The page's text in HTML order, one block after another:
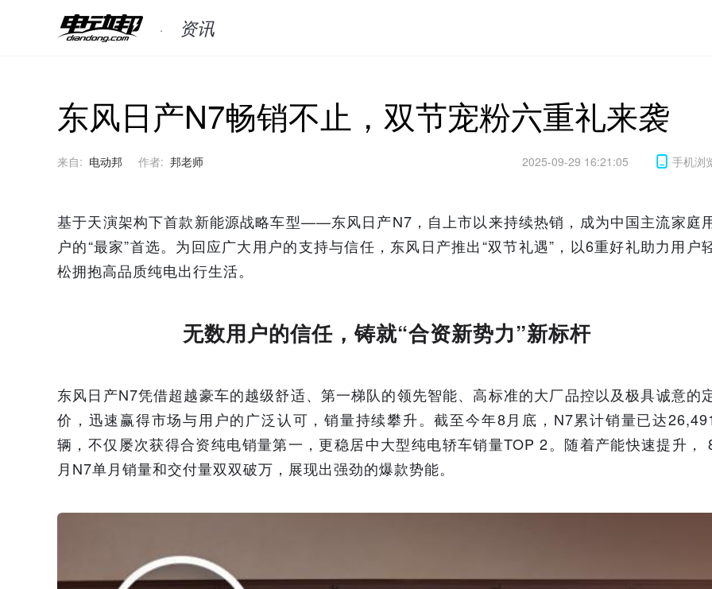
资讯
东风日产N7畅销不止，双节宠粉六重礼来袭
来自: 电动邦 作者: 邦老师 2025-09-29 16:21:05 手机浏
基于天演架构下首款新能源战略车型——东风日产N7，自上市以来持续热销，成为中国主流家庭
户的“最家”首选。为回应广大用户的支持与信任，东风日产推出“双节礼遇”，以6重好礼助力用户
松拥抱高品质纯电出行生活。
无数用户的信任，铸就“合资新势力”新标杆
东风日产N7凭借超越豪车的越级舒适、第一梯队的领先智能、高标准的大厂品控以及极具诚意的
价，迅速赢得市场与用户的广泛认可，销量持续攀升。截至今年8月底，N7累计销量已达
辆，不仅屡次获得合资纯电销量第一，更稳居中大型纯电轿车销量TOP 2。随着产能快速提升，
月N7单月销量和交付量双双破万，展现出强劲的爆款势能。